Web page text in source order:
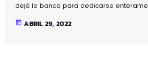
dejó la banca para dedicarse
literatura. Ha vivido en más de 30
today ABRIL 29, 2022